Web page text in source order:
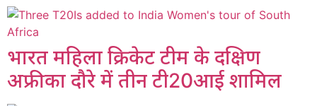
भारत महिला क्रिकेट टीम के दक्षिण
अफ्रीका दौरे में तीन टी20आई शामिल